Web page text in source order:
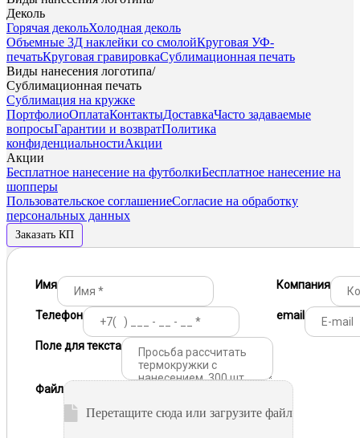
Деколь
Горячая декольХолодная деколь
Объемные 3Д наклейки со смолойКруговая УФ-
печатьКруговая гравировкаСублимационная печать
Виды нанесения логотипа/
Сублимационная печать
Сублимация на кружке
ПортфолиоОплатаКонтактыДоставкаЧасто задаваемые
вопросыГарантии и возвратПолитика
конфиденциальностиАкции
Акции
Бесплатное нанесение на футболкиБесплатное нанесение на
шопперы
Пользовательское соглашениеСогласие на обработку
персональных данных
Заказать КП
Имя Компания
Телефон email
Поле для текста
Файл
Перетащите сюда или загрузите файл